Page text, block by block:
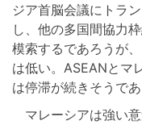
ジア首脳会議にトラ
し、他の多国間協力
模索するであろうが
は低い。ASEANとマ
は停滞が続きそうであ
マレーシアは強い